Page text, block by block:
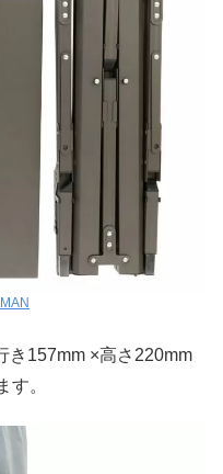
き157mm ×高さ220mm
す。